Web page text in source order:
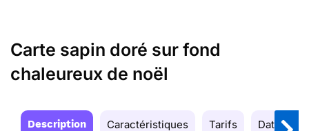
Carte sapin doré sur fond
chaleureux de noël
Description Caractéristiques Tarifs Date de